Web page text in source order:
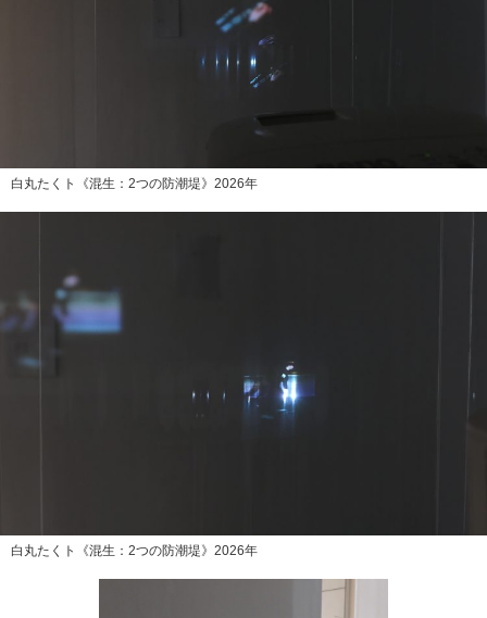
白丸たくト《混生：2つの防潮堤》2026年
白丸たくト《混生：2つの防潮堤》2026年